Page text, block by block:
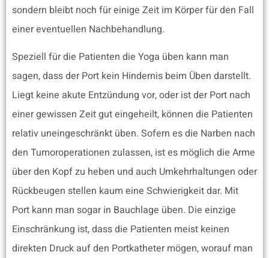
sondern bleibt noch für einige Zeit im Körper für den Fall
einer eventuellen Nachbehandlung.
Speziell für die Patienten die Yoga üben kann man
sagen, dass der Port kein Hindernis beim Üben darstellt.
Liegt keine akute Entzündung vor, oder ist der Port nach
einer gewissen Zeit gut eingeheilt, können die Patienten
relativ uneingeschränkt üben. Sofern es die Narben nach
den Tumoroperationen zulassen, ist es möglich die Arme
über den Kopf zu heben und auch Umkehrhaltungen oder
Rückbeugen stellen kaum eine Schwierigkeit dar. Mit
Port kann man sogar in Bauchlage üben. Die einzige
Einschränkung ist, dass die Patienten meist keinen
direkten Druck auf den Portkatheter mögen, worauf man